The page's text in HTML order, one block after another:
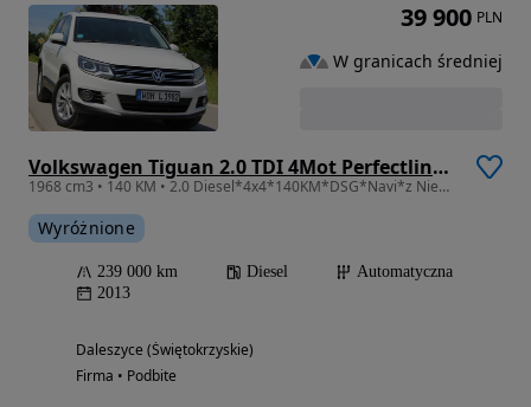
Volkswagen Tiguan 2.0 TDI 4Mot Perfectline R-Style DSG
1968 cm3 • 140 KM • 2.0 Diesel*4x4*140KM*DSG*Navi*z Niemiec*Super Stan*
Wyróżnione
239 000 km Diesel
Automatyczna
2013
Daleszyce (Świętokrzyskie)
Firma • Podbite
39 900 PLN
W granicach średniej